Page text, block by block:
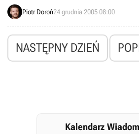
nominowane do miana Najlepszej Gry Roku
Worst of 2005 organizowanym przez
Piotr Doroń24 grudnia 2005 08:00
NASTĘPNY DZIEŃ
Kalendarz